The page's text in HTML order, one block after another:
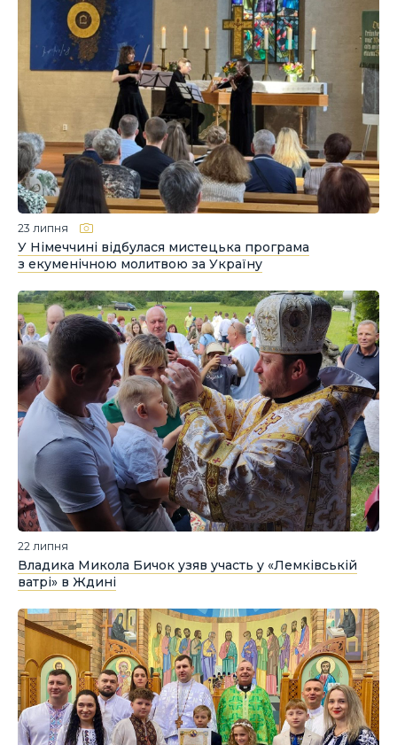
23 липня
У Німеччині відбулася мистецька програма
з екуменічною молитвою за Україну
22 липня
Владика Микола Бичок узяв участь у «Лемківській
ватрі» в Ждині